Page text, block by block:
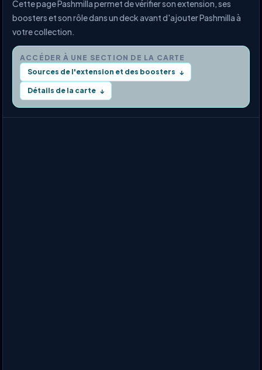
Cette page Pashmilla permet de vérifier son extension, ses
boosters et son rôle dans un deck avant d'ajouter Pashmilla à
votre collection.
ACCÉDER À UNE SECTION DE LA CARTE
Sources de l'extension et des boosters ↓
Détails de la carte ↓